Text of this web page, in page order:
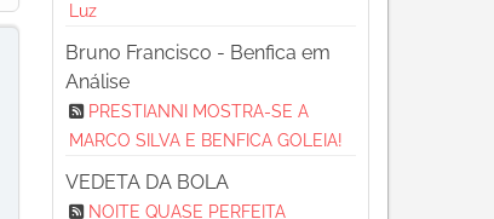
Luz
Bruno Francisco - Benfica em
Análise
PRESTIANNI MOSTRA-SE A
MARCO SILVA E BENFICA GOLEIA!
VEDETA DA BOLA
NOITE QUASE PERFEITA